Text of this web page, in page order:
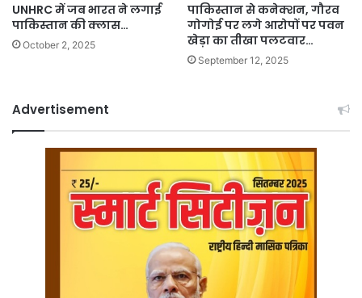
UNHRC में जब भारत ने लगाई
पाकिस्तान की क्लास…
October 2, 2025
पाकिस्तान से कनेक्शन, गौरव
गोगोई पर लगे आरोपों पर पवन
खेड़ा का तीखा पलटवार…
September 12, 2025
Advertisement